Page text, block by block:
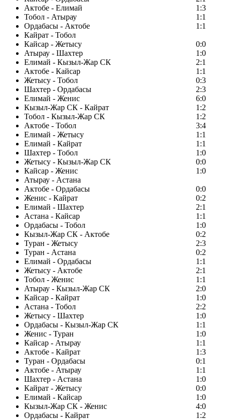
Актобе - Елимай
1:3
Тобол - Атырау
1:1
Ордабасы - Актобе
1:1
Кайрат - Тобол
Кайсар - Жетысу
0:0
Атырау - Шахтер
1:0
Елимай - Кызыл-Жар СК
2:1
Актобе - Кайсар
1:1
Жетысу - Тобол
0:3
Шахтер - Ордабасы
2:3
Елимай - Женис
6:0
Кызыл-Жар СК - Кайрат
1:2
Тобол - Кызыл-Жар СК
1:2
Актобе - Тобол
3:4
Елимай - Жетысу
1:1
Елимай - Кайрат
1:1
Шахтер - Тобол
1:0
Жетысу - Кызыл-Жар СК
0:0
Кайсар - Женис
1:0
Атырау - Астана
Актобе - Ордабасы
0:0
Женис - Кайрат
0:2
Елимай - Шахтер
2:1
Астана - Кайсар
1:1
Ордабасы - Тобол
1:0
Кызыл-Жар СК - Актобе
0:2
Туран - Жетысу
2:3
Туран - Астана
0:2
Елимай - Ордабасы
1:1
Жетысу - Актобе
2:1
Тобол - Женис
1:1
Атырау - Кызыл-Жар СК
2:0
Кайсар - Кайрат
1:0
Астана - Тобол
2:2
Жетысу - Шахтер
1:0
Ордабасы - Кызыл-Жар СК
1:1
Женис - Туран
1:0
Кайсар - Атырау
1:1
Актобе - Кайрат
1:3
Туран - Ордабасы
0:1
Актобе - Атырау
1:1
Шахтер - Астана
1:0
Кайрат - Жетысу
0:0
Елимай - Кайсар
1:0
Кызыл-Жар СК - Женис
4:0
Ордабасы - Кайрат
1:2